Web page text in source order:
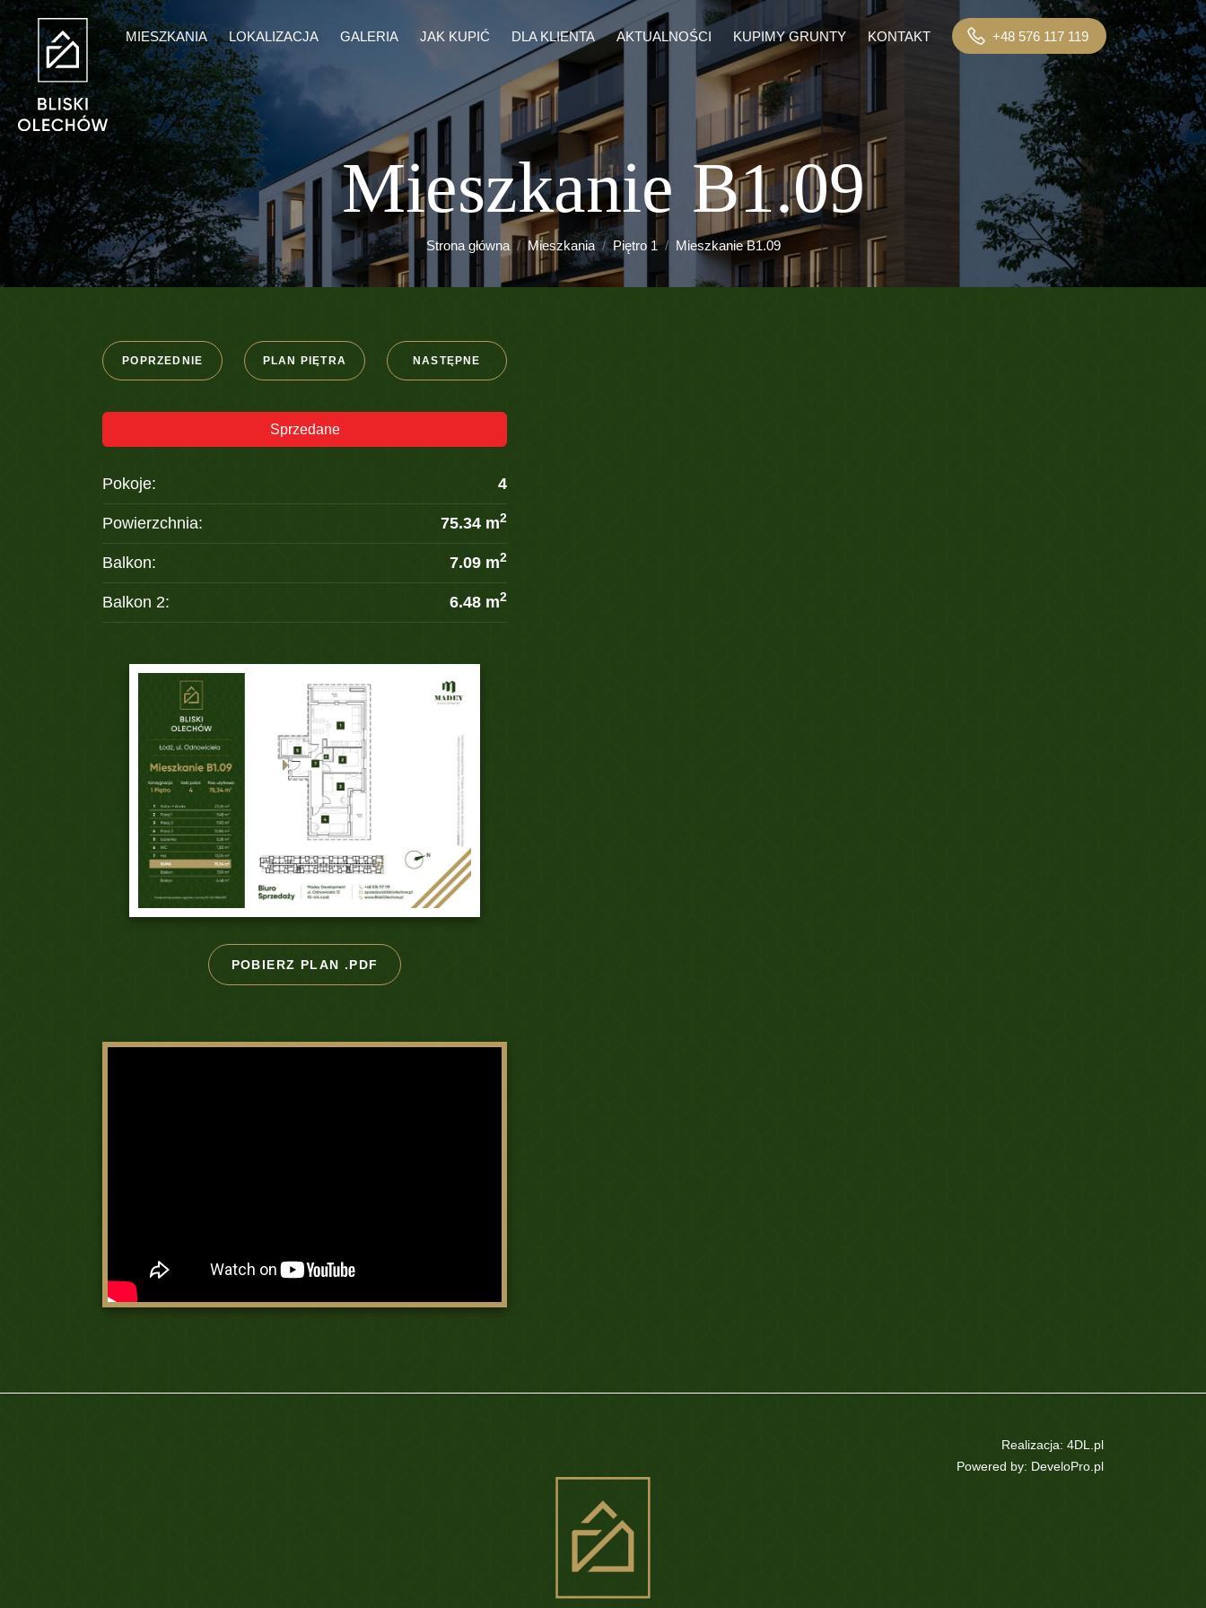
MIESZKANIA LOKALIZACJA GALERIA JAK KUPIĆ DLA KLIENTA AKTUALNOŚCI KUPIMY GRUNTY KONTAKT +48 576 117 119
Mieszkanie B1.09
Strona główna Mieszkania Piętro 1 Mieszkanie B1.09
POPRZEDNIE PLAN PIĘTRA NASTĘPNE
Sprzedane
Pokoje: 4
Powierzchnia: 75.34 m2
Balkon: 7.09 m2
Balkon 2: 6.48 m2
POBIERZ PLAN .PDF
Realizacja: 4DL.pl
Powered by: DeveloPro.pl